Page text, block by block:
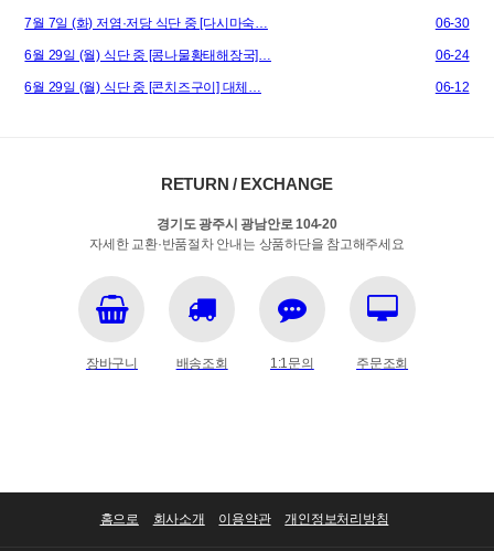
7월 7일 (화) 저염·저당 식단 중 [다시마숙… 06-30
6월 29일 (월) 식단 중 [콩나물황태해장국]… 06-24
6월 29일 (월) 식단 중 [콘치즈구이] 대체… 06-12
RETURN / EXCHANGE
경기도 광주시 광남안로 104-20
자세한 교환·반품절차 안내는 상품하단을 참고해주세요
장바구니 배송조회 1:1문의 주문조회
홈으로 회사소개 이용약관 개인정보처리방침